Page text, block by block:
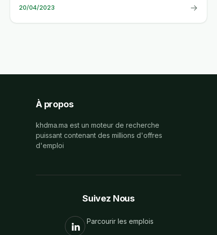
20/04/2023 →
À propos
khdma.ma est un moteur de recherche
puissant contenant des millions d'offres
d'emploi
Suivez Nous
Parcourir les emplois